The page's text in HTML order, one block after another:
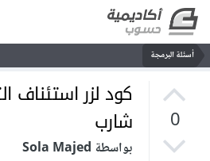
أسئلة البرمجة
0
كود لزر
شارب
بواسطة Sola Majed